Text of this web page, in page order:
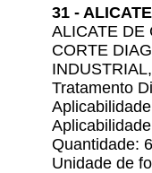
31 -
ALICATE DE
CORTE
Tratamento
Quantidade: 6
Unidade de